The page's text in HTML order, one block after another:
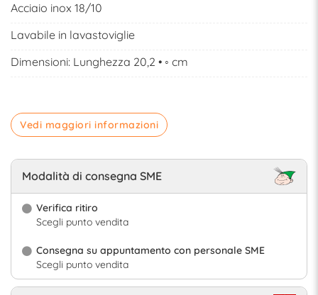
Acciaio inox 18/10
Lavabile in lavastoviglie
Dimensioni: Lunghezza 20,2 • ◦ cm
Vedi maggiori informazioni
Modalità di consegna SME
Verifica ritiro
Scegli punto vendita
Consegna su appuntamento con personale SME
Scegli punto vendita